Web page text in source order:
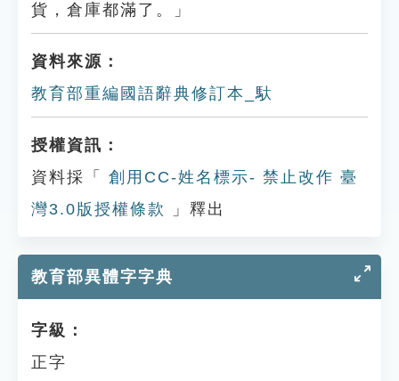
貨，倉庫都滿了。」
資料來源：
教育部重編國語辭典修訂本_馱
授權資訊：
資料採「
創用CC-姓名標示- 禁止改作 臺
灣3.0版授權條款
」釋出
教育部異體字字典
字級：
正字